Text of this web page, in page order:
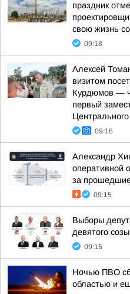
праздник
свою жизнь
09:18
Алексей
визитом
Курдюмов —
первый
09:16
Александр
оперативной
за прошедшие
09:15
Выборы
девятого
09:15
Ночью ПВО
областью и